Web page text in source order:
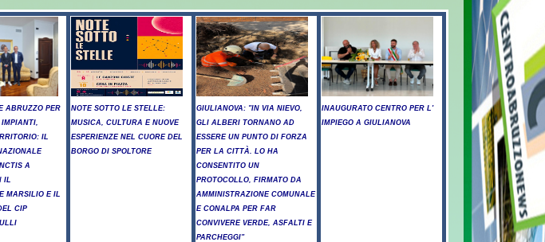
ABRUZZO PER
IL
A
IL
MARSILIO E IL
CIP
NOTE SOTTO LE STELLE:
MUSICA, CULTURA E NUOVE
ESPERIENZE NEL CUORE DEL
BORGO DI SPOLTORE
GIULIANOVA: "IN VIA NIEVO,
GLI ALBERI TORNANO AD
ESSERE UN PUNTO DI FORZA
PER LA CITTÀ. LO HA
CONSENTITO UN
PROTOCOLLO, FIRMATO DA
AMMINISTRAZIONE COMUNALE
E CONALPA PER FAR
CONVIVERE VERDE, ASFALTI E
PARCHEGGI"
INAUGURATO CENTRO PER L'
IMPIEGO A GIULIANOVA